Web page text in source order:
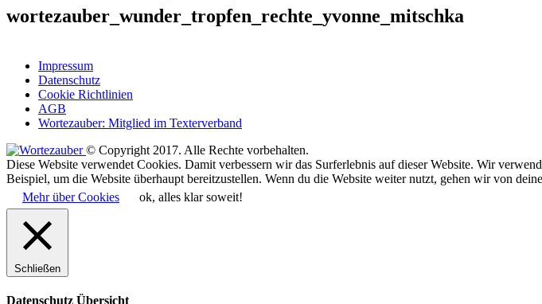
wortezauber_wunder_tropfen_rechte_yvonne_mitschka
Impressum
Datenschutz
Cookie Richtlinien
AGB
Wortezauber: Mitglied im Texterverband
© Copyright 2017. Alle Rechte vorbehalten.
Diese Website verwendet Cookies. Damit verbessern wir das Surferlebnis auf dieser Website. Wir
Beispiel, um die Website überhaupt bereitzustellen. Wenn du die Website weiter nutzt, gehen wir von
Mehr über Cookies
ok, alles klar soweit!
Schließen
Datenschutz Übersicht